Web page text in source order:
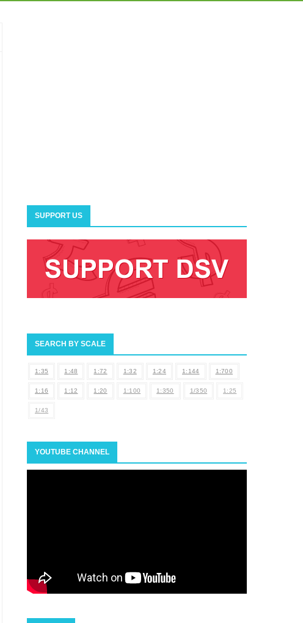
SUPPORT US
SEARCH BY SCALE
1:35 1:48 1:72 1:32 1:24 1:144 1:700
1:16 1:12 1:20 1:100 1:350 1/350 1:25
1/43
YOUTUBE CHANNEL